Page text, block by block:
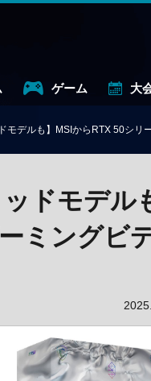
ゲーム 大
モデルも】MSIからRTX 50シ
ドモデル
ミングビ